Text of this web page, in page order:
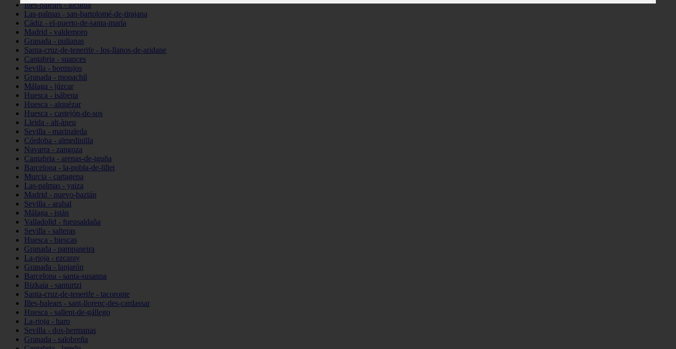
Illes-balears - alcúdia
Las-palmas - san-bartolomé-de-tirajana
Cádiz - el-puerto-de-santa-maría
Madrid - valdemoro
Granada - pulianas
Santa-cruz-de-tenerife - los-llanos-de-aridane
Cantabria - suances
Sevilla - bormujos
Granada - monachil
Málaga - júzcar
Huesca - isábena
Huesca - alquézar
Huesca - castejón-de-sos
Lleida - alt-àneu
Sevilla - marinaleda
Córdoba - almedinilla
Navarra - zangoza
Cantabria - arenas-de-iguña
Barcelona - la-pobla-de-lillet
Murcia - cartagena
Las-palmas - yaiza
Madrid - nuevo-baztán
Sevilla - arahal
Málaga - istán
Valladolid - fuensaldaña
Sevilla - salteras
Huesca - biescas
Granada - pampaneira
La-rioja - ezcaray
Granada - lanjarón
Barcelona - santa-susanna
Bizkaia - santurtzi
Santa-cruz-de-tenerife - tacoronte
Illes-balears - sant-llorenç-des-cardassar
Huesca - sallent-de-gállego
La-rioja - haro
Sevilla - dos-hermanas
Granada - salobreña